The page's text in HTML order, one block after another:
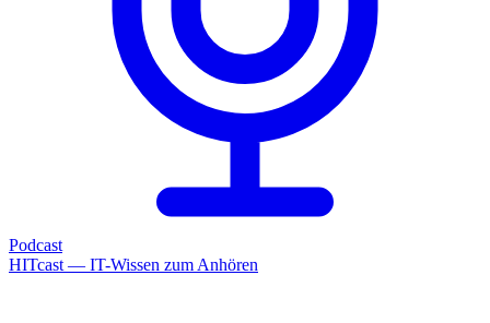
Podcast
HITcast — IT-Wissen zum Anhören